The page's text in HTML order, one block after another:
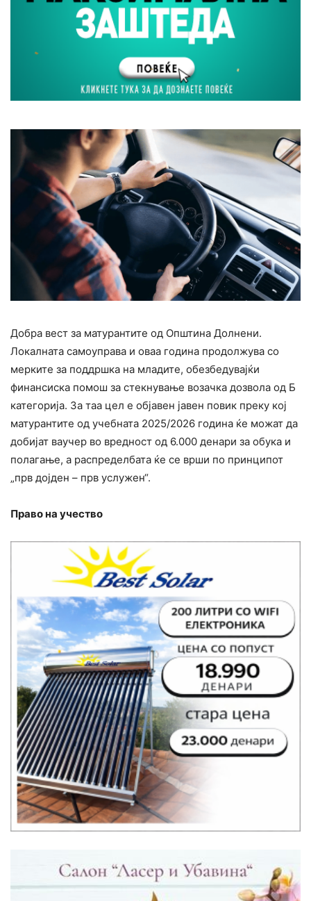
Добра вест за матурантите од Општина Долнени.
Локалната самоуправа и оваа година продолжува со
мерките за поддршка на младите, обезбедувајќи
финансиска помош за стекнување возачка дозвола од Б
категорија. За таа цел е објавен јавен повик преку кој
матурантите од учебната 2025/2026 година ќе можат да
добијат ваучер во вредност од 6.000 денари за обука и
полагање, а распределбата ќе се врши по принципот
„прв дојден – прв услужен“.
Право на учество